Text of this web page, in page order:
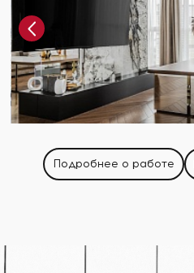
Подробнее о работе